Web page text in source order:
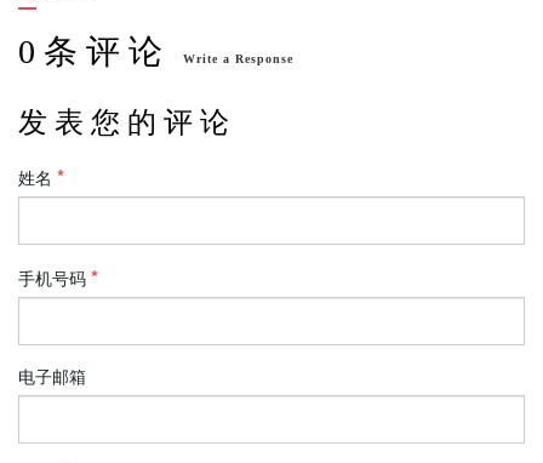
0 条 评 论 Write a Response
发 表 您 的 评 论
姓名
手机号码
电子邮箱